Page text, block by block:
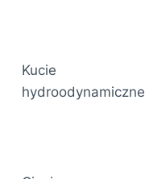
Kucie
hydroodynamiczne